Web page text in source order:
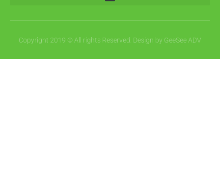
Copyright 2019 © All rights Reserved. Design by GeeSee ADV